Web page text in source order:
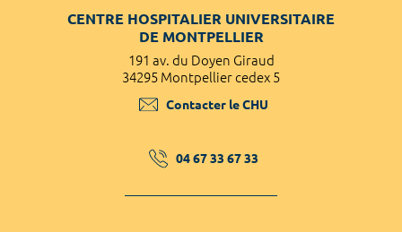
CENTRE HOSPITALIER UNIVERSITAIRE
DE MONTPELLIER
191 av. du Doyen Giraud
34295 Montpellier cedex 5
Contacter le CHU
04 67 33 67 33